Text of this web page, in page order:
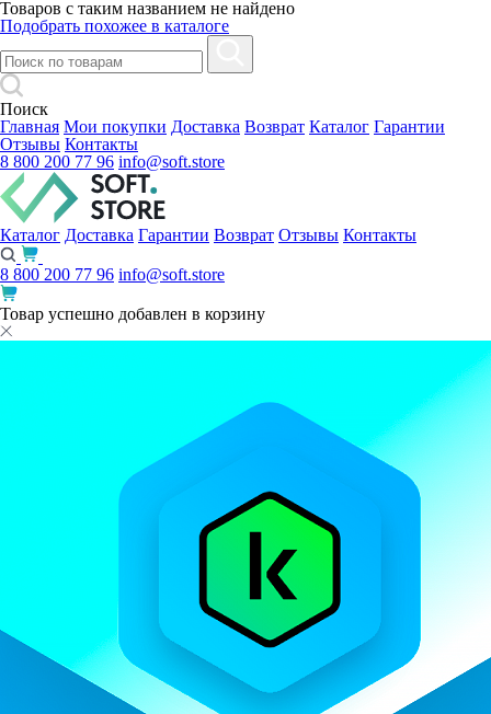
Товаров с таким названием не найдено
Подобрать похожее в каталоге
Поиск
Главная Мои покупки Доставка Возврат Каталог Гарантии
Отзывы Контакты
8 800 200 77 96 info@soft.store
Каталог Доставка Гарантии Возврат Отзывы Контакты
8 800 200 77 96 info@soft.store
Товар успешно добавлен в корзину